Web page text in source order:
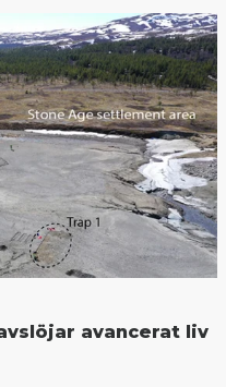
avancerat liv